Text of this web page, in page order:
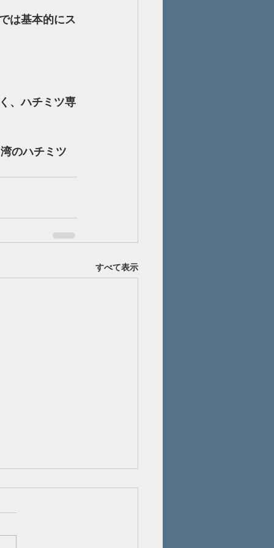
は基本的にス
、ハチミツ専
のハチミツ
すべて表示